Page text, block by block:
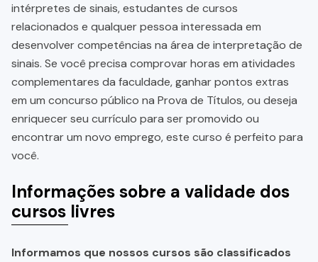
intérpretes de sinais, estudantes de cursos
relacionados e qualquer pessoa interessada em
desenvolver competências na área de interpretação de
sinais. Se você precisa comprovar horas em atividades
complementares da faculdade, ganhar pontos extras
em um concurso público na Prova de Títulos, ou deseja
enriquecer seu currículo para ser promovido ou
encontrar um novo emprego, este curso é perfeito para
você.
Informações sobre a validade dos
cursos livres
Informamos que nossos cursos são classificados